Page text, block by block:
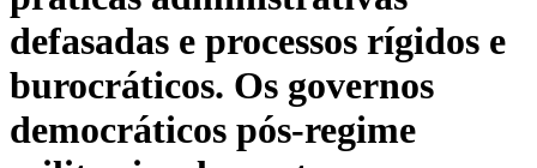
defasadas e processos rígidos e
burocráticos. Os governos
democráticos pós-regime